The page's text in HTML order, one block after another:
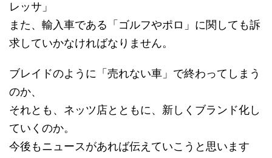
レッサ」
また、輸入車である「ゴルフやポロ」に関しても訴
求していかなければなりません。
ブレイドのように「売れない車」で終わってしまう
のか、
それとも、ネッツ店とともに、新しくブランド化し
ていくのか。
今後もニュースがあれば伝えていこうと思います